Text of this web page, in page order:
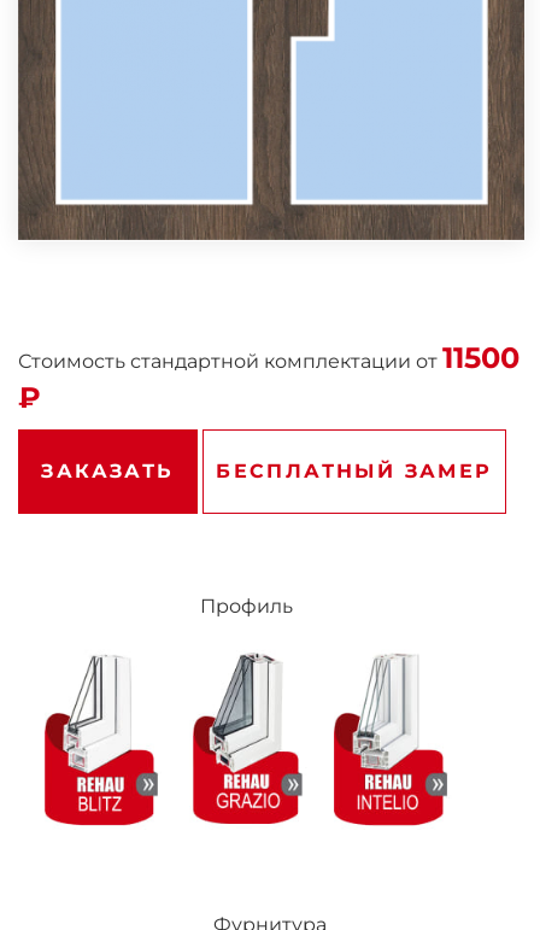
Стоимость стандартной комплектации от 11500
₽
ЗАКАЗАТЬ БЕСПЛАТНЫЙ ЗАМЕР
Профиль
Фурнитура